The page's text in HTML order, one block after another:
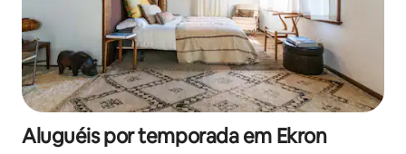
Aluguéis por temporada em Ekron